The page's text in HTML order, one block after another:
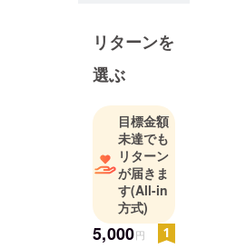
リターンを
選ぶ
目標金額
未達でも
リターン
が届きま
す(All-in
方式)
5,000円